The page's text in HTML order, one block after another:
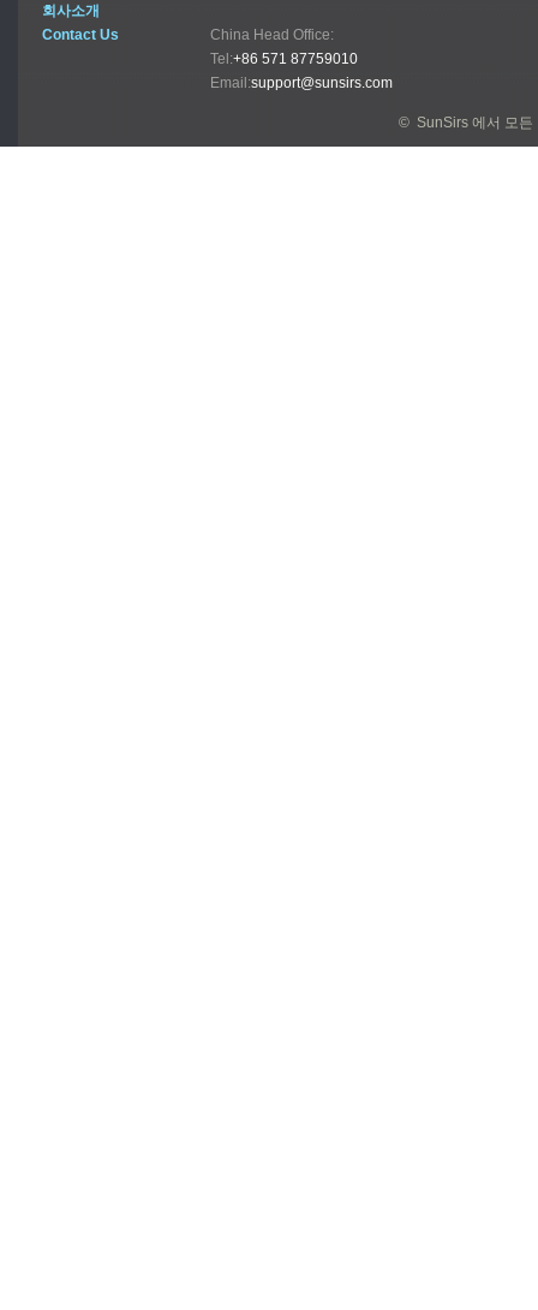
회사소개
Contact Us
China Head Office:
Tel:+86 571 87759010
Email:support@sunsirs.com
© SunSirs 에서 모